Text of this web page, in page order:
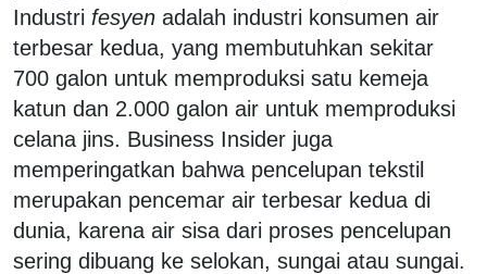
Industri fesyen adalah industri konsumen air
terbesar kedua, yang membutuhkan sekitar
700 galon untuk memproduksi satu kemeja
katun dan 2.000 galon air untuk memproduksi
celana jins. Business Insider juga
memperingatkan bahwa pencelupan tekstil
merupakan pencemar air terbesar kedua di
dunia, karena air sisa dari proses pencelupan
sering dibuang ke selokan, sungai atau sungai.